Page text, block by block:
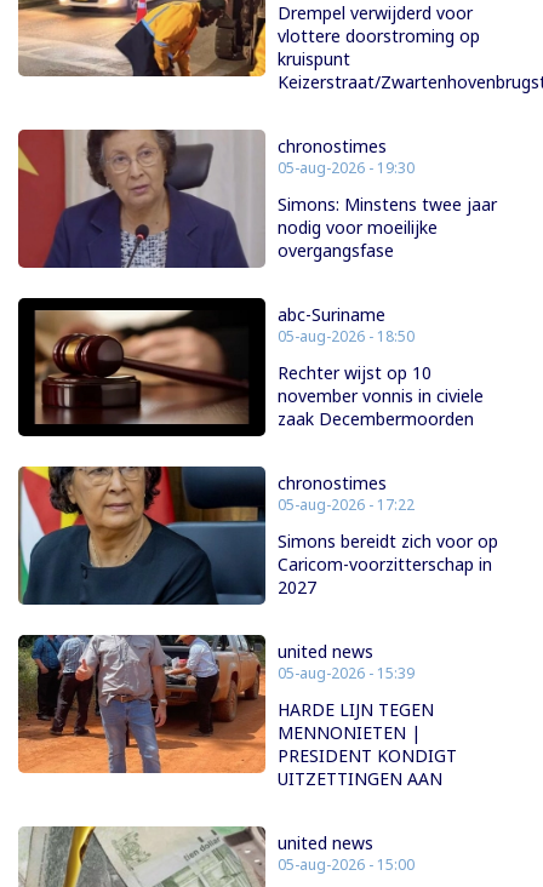
Drempel verwijderd voor
vlottere doorstroming op
kruispunt
Keizerstraat/
chronostimes
05-aug-2026 - 19:30
Simons: Minstens twee jaar
nodig voor moeilijke
overgangsfase
abc-Suriname
05-aug-2026 - 18:50
Rechter wijst op 10
november vonnis in civiele
zaak Decembermoorden
chronostimes
05-aug-2026 - 17:22
Simons bereidt zich voor op
Caricom-voorzitterschap in
2027
united news
05-aug-2026 - 15:39
HARDE LIJN TEGEN
MENNONIETEN |
PRESIDENT KONDIGT
UITZETTINGEN AAN
united news
05-aug-2026 - 15:00